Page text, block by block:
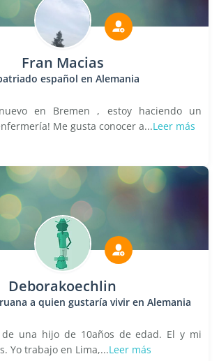
Fran Macias
español en Alemania
en Bremen , estoy haciendo un
Me gusta conocer a...Leer más
Deborakoechlin
a quien gustaría vivir en Alemania
una hijo de 10años de edad. El y mi
Yo trabajo en Lima,...Leer más